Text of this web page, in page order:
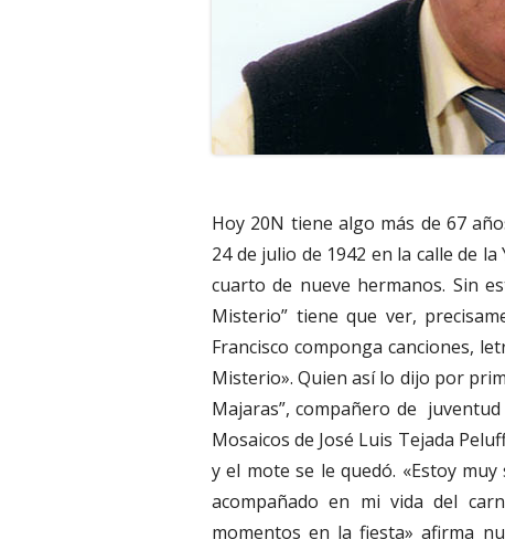
Hoy 20N tiene algo más de 67
24 de julio de 1942 en la calle de
cuarto de nueve hermanos. Sin
Misterio” tiene que ver,
Francisco componga canciones,
Misterio». Quien así lo dijo por
Majaras”, compañero de
Mosaicos de José Luis Tejada
y el mote se le quedó. «Estoy
acompañado en mi vida del
momentos en la fiesta» afirma